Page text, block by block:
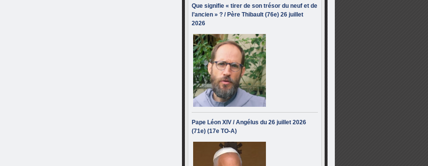
Que signifie « tirer de son trésor du neuf et de
l’ancien » ? / Père Thibault (76e) 26 juillet
2026
Pape Léon XIV / Angélus du 26 juillet 2026
(71e) (17e TO-A)